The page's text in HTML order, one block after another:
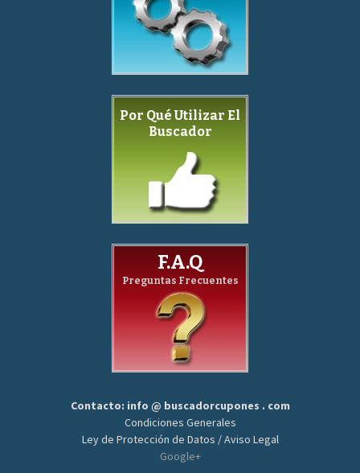
Por Qué Utilizar El
Buscador
F.A.Q
Preguntas Frecuentes
Contacto: info @ buscadorcupones . com
Condiciones Generales
Ley de Protección de Datos / Aviso Legal
Google+